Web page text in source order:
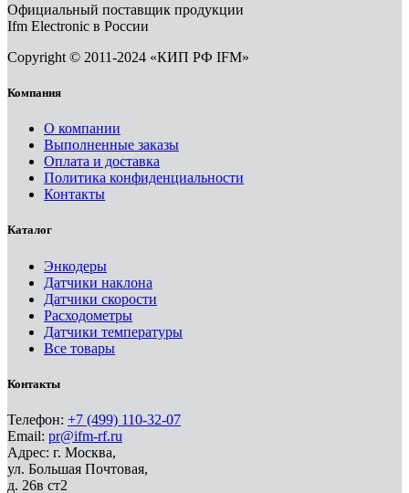
Официальный поставщик продукции
Ifm Electronic в России
Copyright © 2011-2024 «КИП РФ IFM»
Компания
О компании
Выполненные заказы
Оплата и доставка
Политика конфиденциальности
Контакты
Каталог
Энкодеры
Датчики наклона
Датчики скорости
Расходометры
Датчики температуры
Все товары
Контакты
Телефон: +7 (499) 110-32-07
Email: pr@ifm-rf.ru
Адрес: г. Москва,
ул. Большая Почтовая,
д. 26в ст2